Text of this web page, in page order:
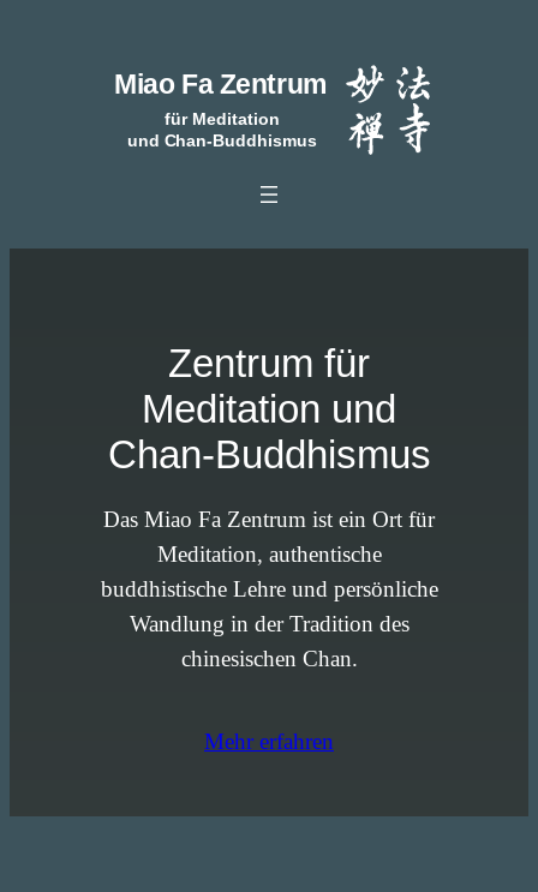
Zentrum für
Meditation und
Chan-Buddhismus
Das Miao Fa Zentrum ist ein Ort für
Meditation, authentische
buddhistische Lehre und persönliche
Wandlung in der Tradition des
chinesischen Chan.
Mehr erfahren